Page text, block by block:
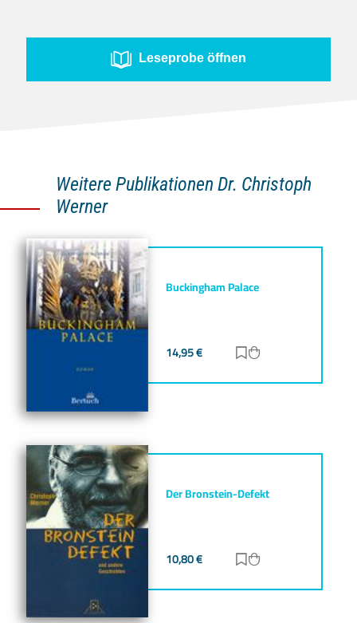
Leseprobe öffnen
Weitere Publikationen Dr. Christoph
Werner
Buckingham Palace
14,95€ Zur Merkliste
Der Bronstein-Defekt
10,80€ Zur Merkliste